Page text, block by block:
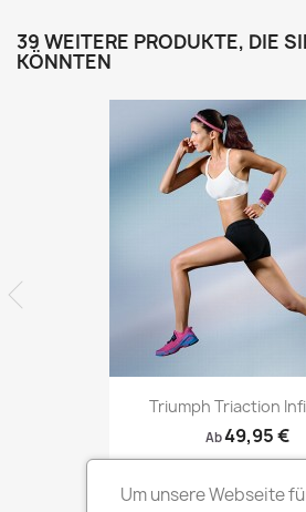
39 WEITERE PRODUKTE, DIE
KÖNNTEN
Triumph Triaction
Ab49,95 €
Um unsere Webseite